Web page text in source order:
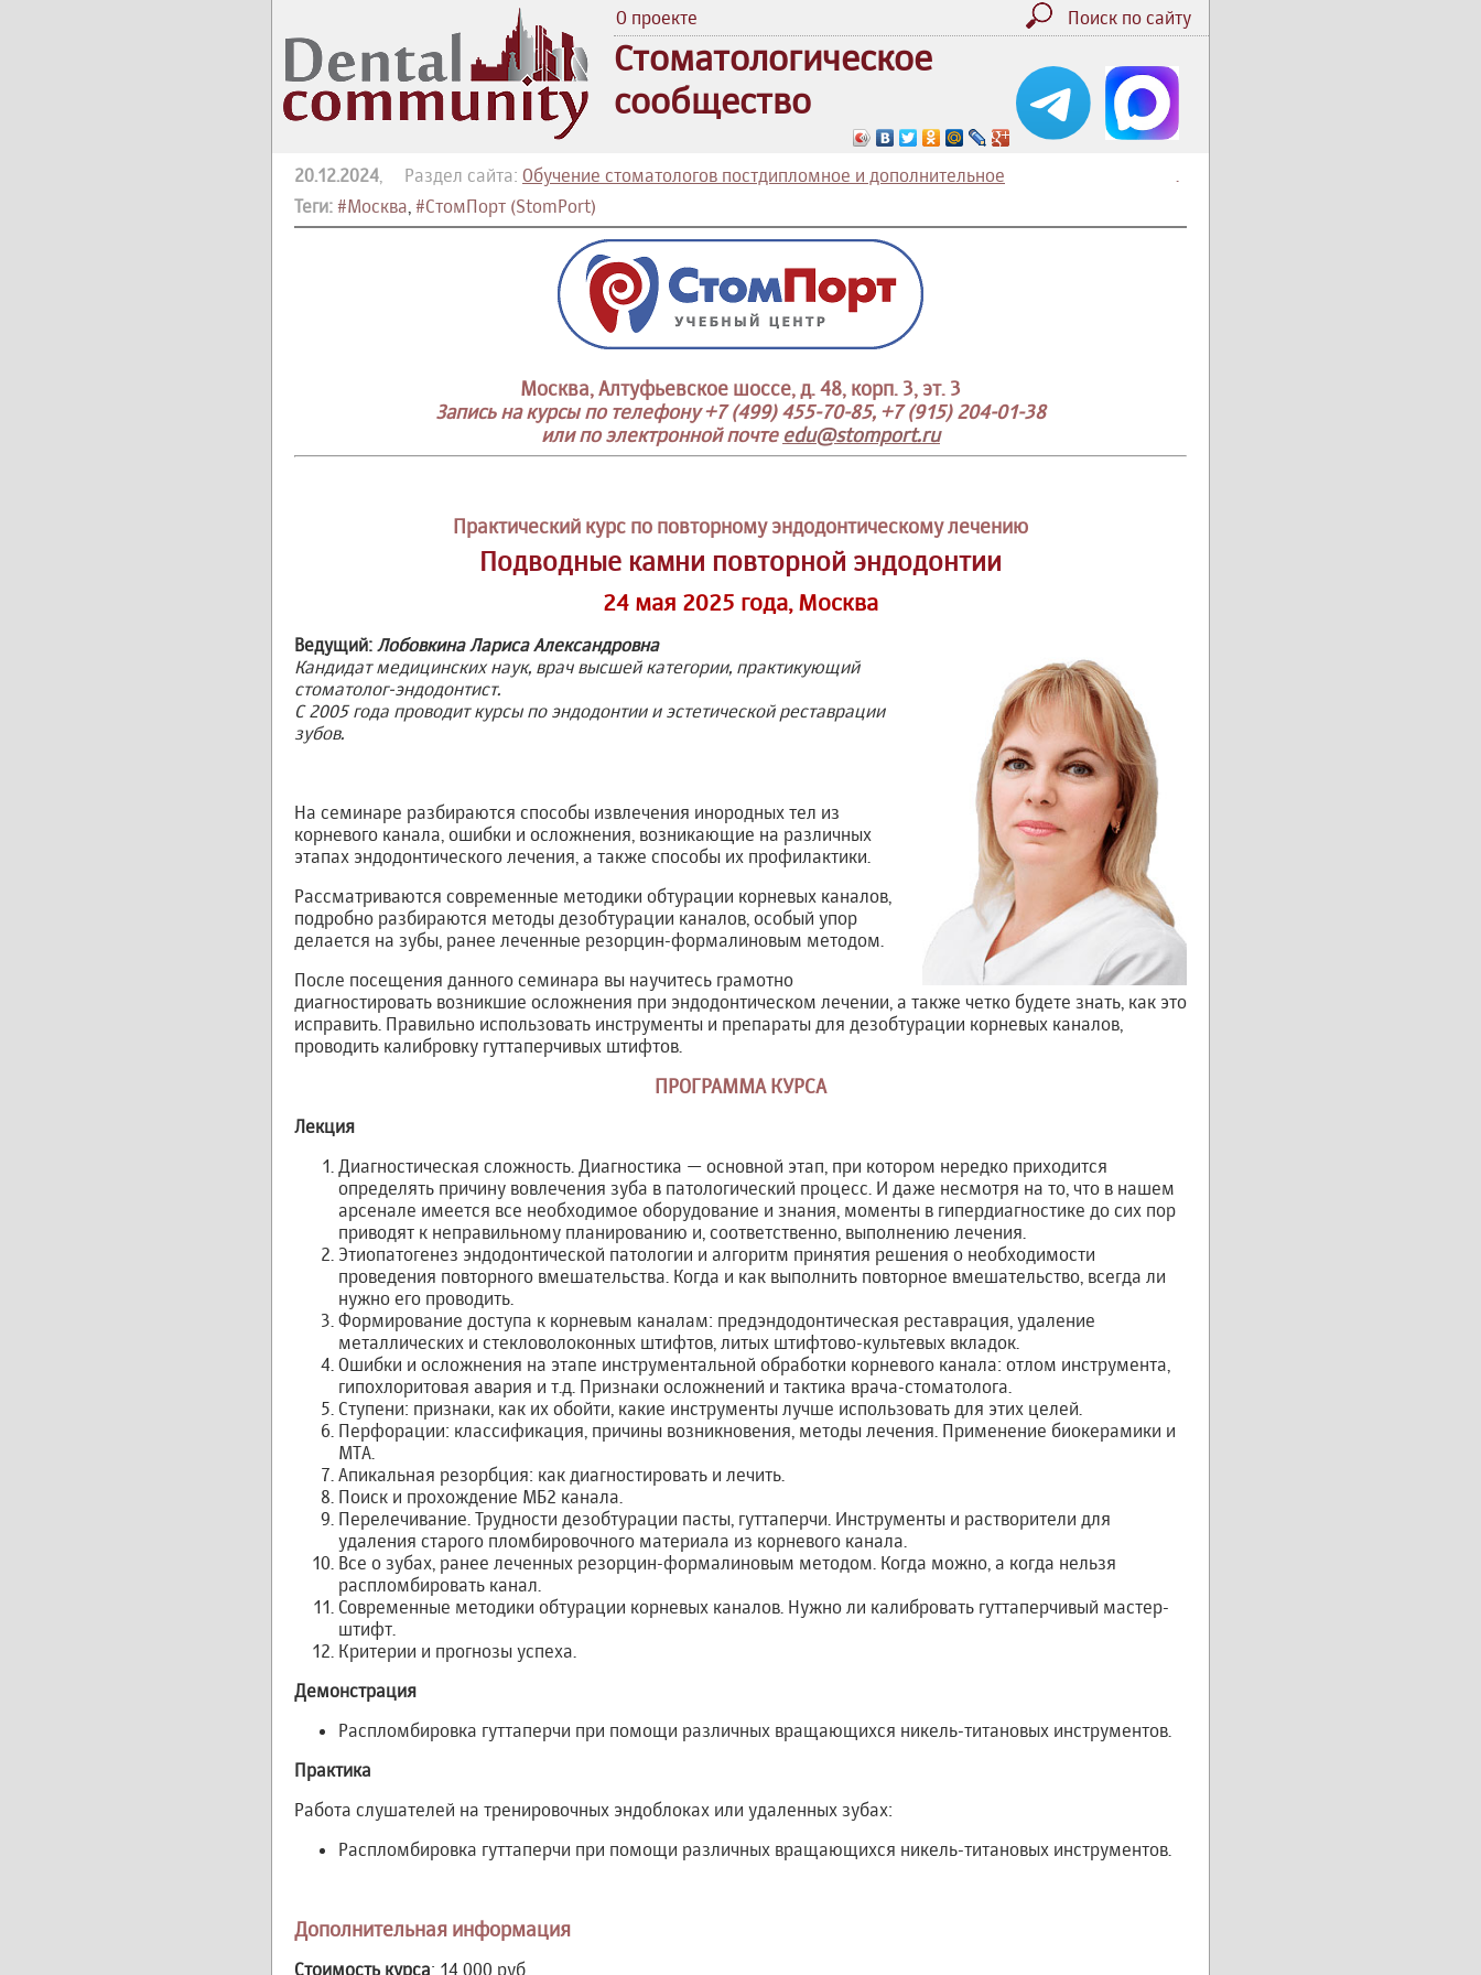
О проекте Поиск по сайту
Стоматологическое
сообщество
.
20.12.2024, Раздел сайта: Обучение стоматологов постдипломное и дополнительное
Теги: #Москва, #СтомПорт (StomPort)
Москва, Алтуфьевское шоссе, д. 48, корп. 3, эт. 3
Запись на курсы по телефону +7 (499) 455-70-85, +7 (915) 204-01-38
или по электронной почтеedu@stomport.ru
Практический курс по повторному эндодонтическому лечению
Подводные камни повторной эндодонтии
24 мая 2025 года, Москва
Ведущий: Лобовкина Лариса Александровна
Кандидат медицинских наук, врач высшей категории, практикующий
стоматолог-эндодонтист.
С 2005 года проводит курсы по эндодонтии и эстетической реставрации
зубов.
На семинаре разбираются способы извлечения инородных тел из
корневого канала, ошибки и осложнения, возникающие на различных
этапах эндодонтического лечения, а также способы их профилактики.
Рассматриваются современные методики обтурации корневых каналов,
подробно разбираются методы дезобтурации каналов, особый упор
делается на зубы, ранее леченные резорцин-формалиновым методом.
После посещения данного семинара вы научитесь грамотно
диагностировать возникшие осложнения при эндодонтическом лечении, а также четко будете знать, как это
исправить. Правильно использовать инструменты и препараты для дезобтурации корневых каналов,
проводить калибровку гуттаперчивых штифтов.
ПРОГРАММА КУРСА
Лекция
Диагностическая сложность. Диагностика — основной этап, при котором нередко приходится
определять причину вовлечения зуба в патологический процесс. И даже несмотря на то, что в нашем
арсенале имеется все необходимое оборудование и знания, моменты в гипердиагностике до сих пор
приводят к неправильному планированию и, соответственно, выполнению лечения.
Этиопатогенез эндодонтической патологии и алгоритм принятия решения о необходимости
проведения повторного вмешательства. Когда и как выполнить повторное вмешательство, всегда ли
нужно его проводить.
Формирование доступа к корневым каналам: предэндодонтическая реставрация, удаление
металлических и стекловолоконных штифтов, литых штифтово-культевых вкладок.
Ошибки и осложнения на этапе инструментальной обработки корневого канала: отлом инструмента,
гипохлоритовая авария и т.д. Признаки осложнений и тактика врача-стоматолога.
Ступени: признаки, как их обойти, какие инструменты лучше использовать для этих целей.
Перфорации: классификация, причины возникновения, методы лечения. Применение биокерамики и
МТА.
Апикальная резорбция: как диагностировать и лечить.
Поиск и прохождение МБ2 канала.
Перелечивание. Трудности дезобтурации пасты, гуттаперчи. Инструменты и растворители для
удаления старого пломбировочного материала из корневого канала.
Все о зубах, ранее леченных резорцин-формалиновым методом. Когда можно, а когда нельзя
распломбировать канал.
Современные методики обтурации корневых каналов. Нужно ли калибровать гуттаперчивый мастер-
штифт.
Критерии и прогнозы успеха.
Демонстрация
Распломбировка гуттаперчи при помощи различных вращающихся никель-титановых инструментов.
Практика
Работа слушателей на тренировочных эндоблоках или удаленных зубах:
Распломбировка гуттаперчи при помощи различных вращающихся никель-титановых инструментов.
Дополнительная информация
Стоимость курса: 14 000 руб.